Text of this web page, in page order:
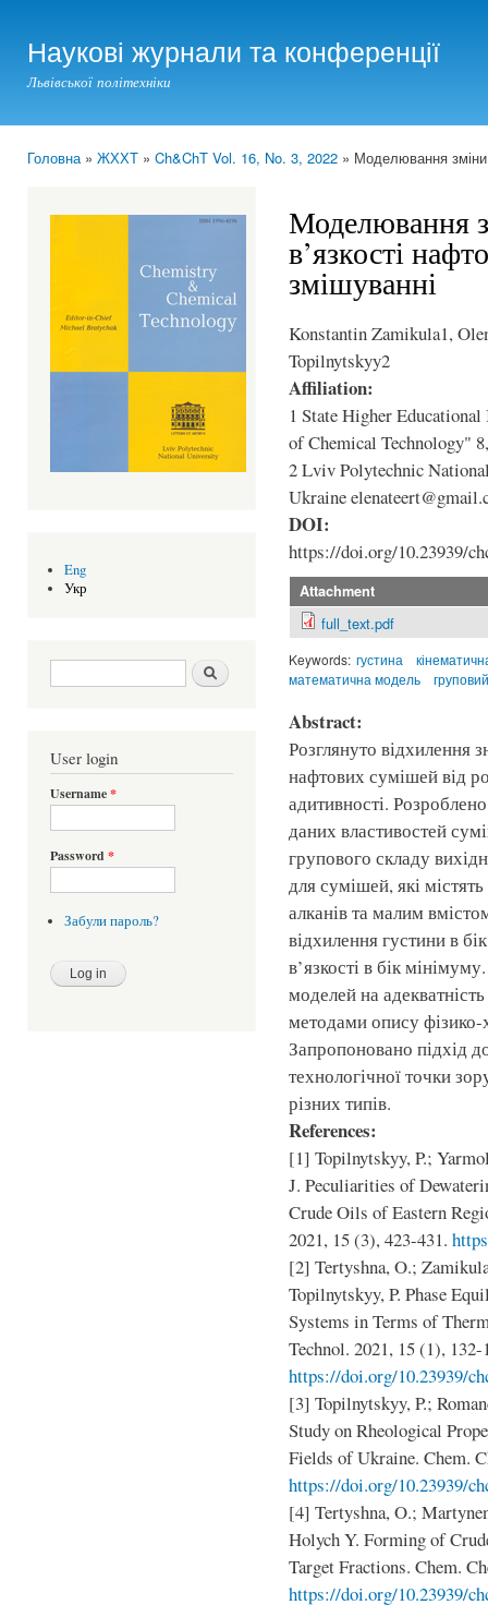
Наукові журнали та конференції
Львівської політехніки
Головна» ЖХХТ » Ch&ChT Vol. 16, No. 3, 2022 » Моделювання зміни
Eng
Укр
Search form Шукати
User login
Username*
Password *
Забули пароль?
Моделювання
в’язкості
змішуванні
Konstantin Zamikula1,
Topilnytskyy2
Affiliation:
1 State Higher
of Chemical Technology"
2 Lviv Polytechnic
Ukraine
DOI:
https://doi.org/10.23939/
Attachment
full_text.pdf
Keywords: густина
математична модель
Abstract:
Розглянуто відхилення
нафтових сумішей від
адитивності.
даних властивостей
групового складу
для сумішей, які
алканів та малим
відхилення густини в
в’язкості в бік
моделей на
методами опису фізико-
Запропоновано підхід
технологічної точки
різних типів.
References:
[1] Topilnytskyy, P.;
J. Peculiarities of
Crude Oils of Eastern
2021, 15 (3), 423-431.
[2] Tertyshna, O.;
Topilnytskyy, P. Phase
Systems in Terms of
Technol. 2021, 15 (1), 132-
https://doi.org/10.23939/
[3] Topilnytskyy, P.;
Study on Rheological
Fields of Ukraine. Chem.
https://doi.org/10.23939/
[4] Tertyshna, O.;
Holych Y. Forming of
Target Fractions. Chem.
https://doi.org/10.23939/